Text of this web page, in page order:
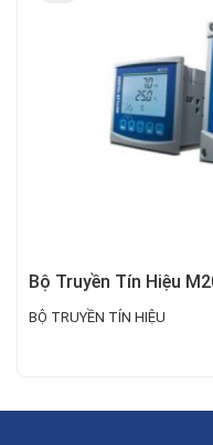
Bộ Truyền Tín Hiệu
BỘ TRUYỀN TÍN HIỆU